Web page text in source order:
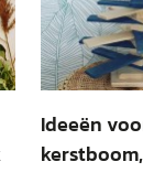
Ideeën